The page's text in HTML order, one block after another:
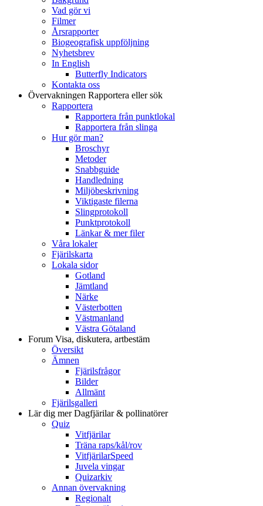
Vad gör vi
Filmer
Årsrapporter
Biogeografisk uppföljning
Nyhetsbrev
In English
Butterfly Indicators
Kontakta oss
Övervakningen Rapportera eller sök
Rapportera
Rapportera från punktlokal
Rapportera från slinga
Hur gör man?
Broschyr
Metoder
Snabbguide
Handledning
Miljöbeskrivning
Viktigaste filerna
Slingprotokoll
Punktprotokoll
Länkar & mer filer
Våra lokaler
Fjärilskarta
Lokala sidor
Gotland
Jämtland
Närke
Västerbotten
Västmanland
Västra Götaland
Forum Visa, diskutera, artbestäm
Översikt
Ämnen
Fjärilsfrågor
Bilder
Allmänt
Fjärilsgalleri
Lär dig merDagfjärilar & pollinatörer
Quiz
Vitfjärilar
Träna raps/kål/rov
VitfjärilarSpeed
Juvela vingar
Quizarkiv
Annan övervakning
Regionalt